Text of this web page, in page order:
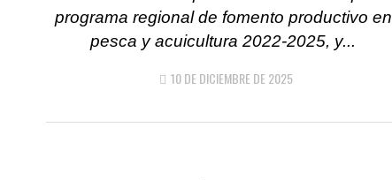
programa regional de fomento productivo en
pesca y acuicultura 2022-2025, y...
10 DE DICIEMBRE DE 2025